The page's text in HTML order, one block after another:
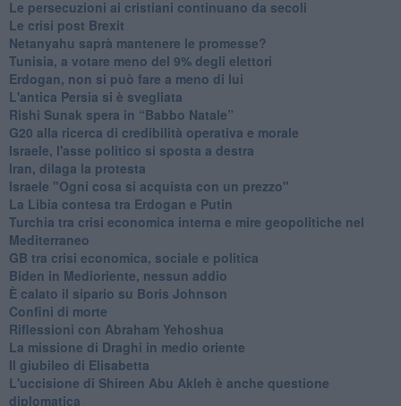
Le persecuzioni ai cristiani continuano da secoli
Le crisi post Brexit
Netanyahu saprà mantenere le promesse?
Tunisia, a votare meno del 9% degli elettori
Erdogan, non si può fare a meno di lui
L'antica Persia si è svegliata
Rishi Sunak spera in “Babbo Natale”
G20 alla ricerca di credibilità operativa e morale
Israele, l'asse politico si sposta a destra
Iran, dilaga la protesta
Israele "Ogni cosa si acquista con un prezzo"
La Libia contesa tra Erdogan e Putin
Turchia tra crisi economica interna e mire geopolitiche nel
Mediterraneo
GB tra crisi economica, sociale e politica
Biden in Medioriente, nessun addio
È calato il sipario su Boris Johnson
Confini di morte
Riflessioni con Abraham Yehoshua
La missione di Draghi in medio oriente
Il giubileo di Elisabetta
L'uccisione di Shireen Abu Akleh è anche questione
diplomatica